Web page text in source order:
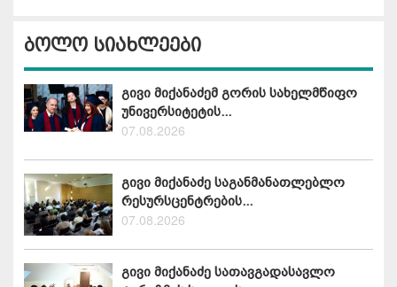
ბოლო სიახლეები
გივი მიქანაძემ გორის სახელმწიფო
უნივერსიტეტის...
07.08.2026
გივი მიქანაძე საგანმანათლებლო
რესურსცენტრების...
07.08.2026
გივი მიქანაძე სათავგადასავლო